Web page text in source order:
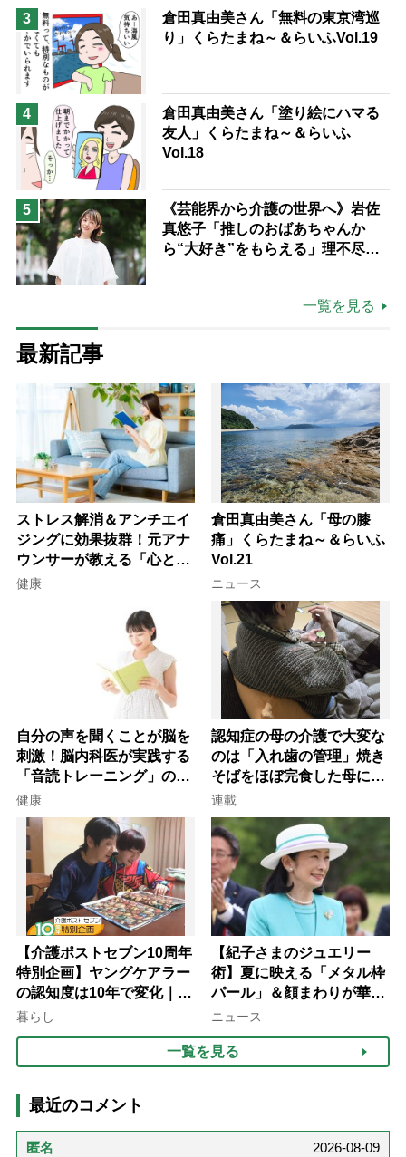
3
倉田真由美さん「無料の東京湾巡
り」くらたまね～＆らいふVol.19
4
倉田真由美さん「塗り絵にハマる
友人」くらたまね～＆らいふ
Vol.18
5
《芸能界から介護の世界へ》岩佐
真悠子「推しのおばあちゃんか
ら“大好き”をもらえる」理不尽さ
一覧を見る
最新記事
ストレス解消＆アンチエイ
ジングに効果抜群！元アナ
ウンサーが教える「心と体
を元気にする音読の習慣」
健康
倉田真由美さん「母の膝
痛」くらたまね～＆らいふ
Vol.21
ニュース
自分の声を聞くことが脳を
刺激！脳内科医が実践する
「音読トレーニング」の極
意
健康
認知症の母の介護で大変な
のは「入れ歯の管理」焼き
そばをほぼ完食した母に息
子が血の気が引いた理由
連載
【介護ポストセブン10周年
特別企画】ヤングケアラー
の認知度は10年で変化｜流
行語大賞にノミネート、法
暮らし
【紀子さまのジュエリー
術】夏に映える「メタル枠
パール」＆顔まわりが華や
ぐ「揺れる一粒」の使い分
ニュース
一覧を見る
最近のコメント
匿名
2026-08-09